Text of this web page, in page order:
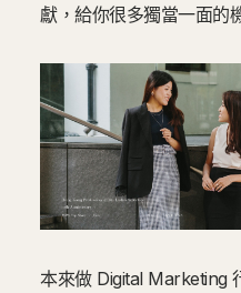
獻，給你很多獨當一面的
本來做 Digital Marketing